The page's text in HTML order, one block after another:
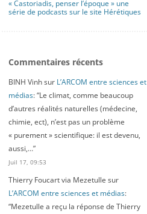
« Castoriadis, penser l’époque » une
série de podcasts sur le site Hérétiques
Commentaires récents
BINH Vinhsur L’ARCOM entre sciences et
médias: “Le climat, comme beaucoup
d’autres réalités naturelles (médecine,
chimie, ect), n’est pas un problème
« purement » scientifique: il est devenu,
aussi,…”
Juil 17, 09:53
Thierry Foucart via Mezetulle sur
L’ARCOM entre sciences et médias:
“Mezetulle a reçu la réponse de Thierry